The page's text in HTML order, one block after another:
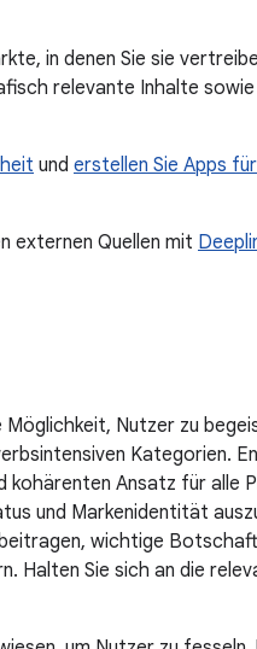
in denen Sie sie
relevante Inhalte
und erstellen Sie Apps
externen Quellen mit
Nutzer zu
Kategorien.
kohärenten Ansatz für alle
und Markenidentität
wichtige
Halten Sie sich an die